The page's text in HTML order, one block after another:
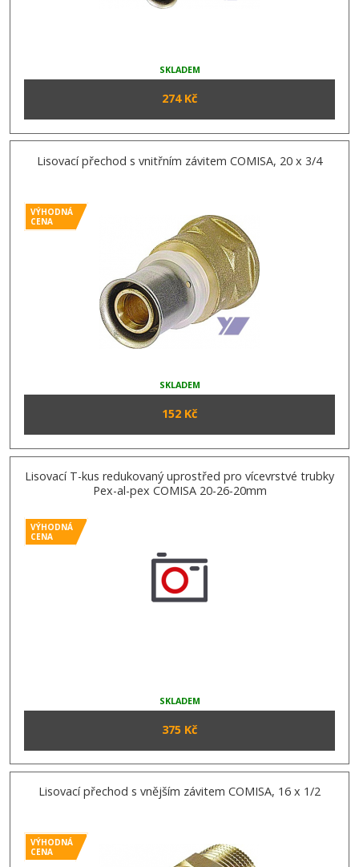
SKLADEM
274 Kč
Lisovací přechod s vnitřním závitem COMISA, 20 x 3/4
VÝHODNÁ
CENA
SKLADEM
152 Kč
Lisovací T-kus redukovaný uprostřed pro vícevrstvé trubky
Pex-al-pex COMISA 20-26-20mm
VÝHODNÁ
CENA
SKLADEM
375 Kč
Lisovací přechod s vnějším závitem COMISA, 16 x 1/2
VÝHODNÁ
CENA